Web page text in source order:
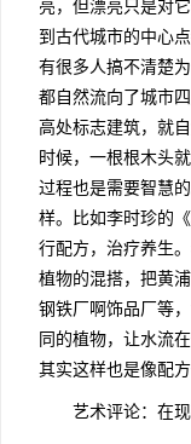
亮，但漂亮只是对
到古代城市的中心
有很多人搞不清楚
都自然流向了城市
高处标志建筑，就
时候，一根根木头
过程也是需要智慧
样。比如李时珍的
行配方，治疗养生
植物的混搭，把黄
钢铁厂啊饰品厂等
同的植物，让水流
其实这样也是像配
艺术评论：在现